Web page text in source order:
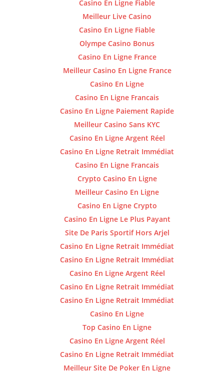
Casino En Ligne Fiable
Meilleur Live Casino
Casino En Ligne Fiable
Olympe Casino Bonus
Casino En Ligne France
Meilleur Casino En Ligne France
Casino En Ligne
Casino En Ligne Francais
Casino En Ligne Paiement Rapide
Meilleur Casino Sans KYC
Casino En Ligne Argent Réel
Casino En Ligne Retrait Immédiat
Casino En Ligne Francais
Crypto Casino En Ligne
Meilleur Casino En Ligne
Casino En Ligne Crypto
Casino En Ligne Le Plus Payant
Site De Paris Sportif Hors Arjel
Casino En Ligne Retrait Immédiat
Casino En Ligne Retrait Immédiat
Casino En Ligne Argent Réel
Casino En Ligne Retrait Immédiat
Casino En Ligne Retrait Immédiat
Casino En Ligne
Top Casino En Ligne
Casino En Ligne Argent Réel
Casino En Ligne Retrait Immédiat
Meilleur Site De Poker En Ligne